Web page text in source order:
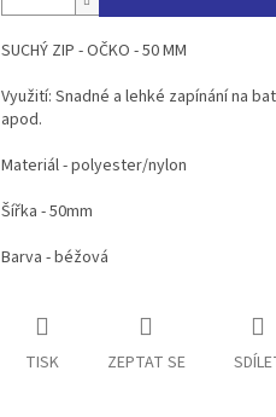
SUCHÝ ZIP - OČKO - 50 MM
Využití: Snadné a lehké zapínání na
apod.
Materiál - polyester/nylon
Šířka - 50mm
Barva - béžová
TISK ZEPTAT SE